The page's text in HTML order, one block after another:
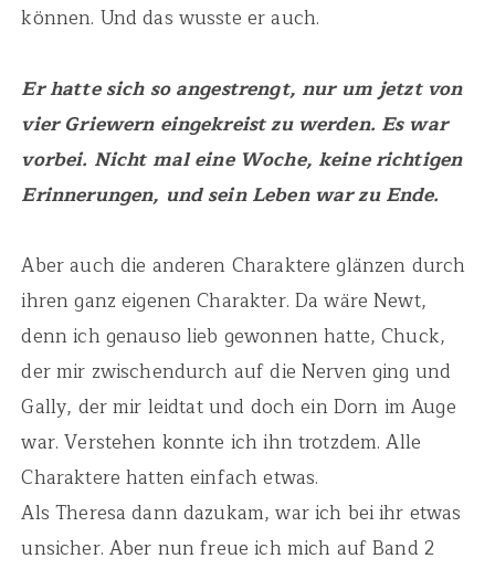
können. Und das wusste er auch.
Er hatte sich so angestrengt, nur um jetzt von
vier Griewern eingekreist zu werden. Es war
vorbei. Nicht mal eine Woche, keine richtigen
Erinnerungen, und sein Leben war zu Ende.
Aber auch die anderen Charaktere glänzen durch
ihren ganz eigenen Charakter. Da wäre Newt,
denn ich genauso lieb gewonnen hatte, Chuck,
der mir zwischendurch auf die Nerven ging und
Gally, der mir leidtat und doch ein Dorn im Auge
war. Verstehen konnte ich ihn trotzdem. Alle
Charaktere hatten einfach etwas.
Als Theresa dann dazukam, war ich bei ihr etwas
unsicher. Aber nun freue ich mich auf Band 2